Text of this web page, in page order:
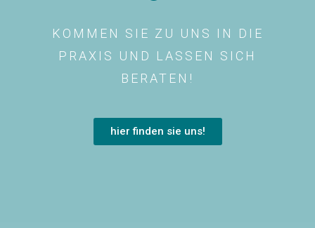
KOMMEN SIE ZU UNS IN DIE
PRAXIS UND LASSEN SICH
BERATEN!
hier finden sie uns!